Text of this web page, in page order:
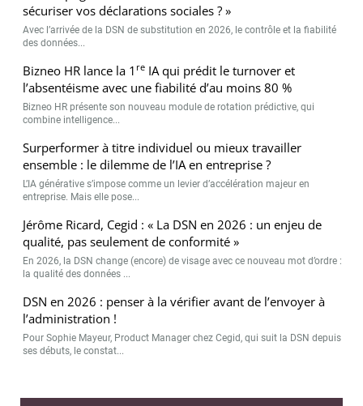
sécuriser vos déclarations sociales ? »
Avec l’arrivée de la DSN de substitution en 2026, le contrôle et la fiabilité
des données...
Bizneo HR lance la 1 re IA qui prédit le turnover et
l’absentéisme avec une fiabilité d’au moins 80 %
Bizneo HR présente son nouveau module de rotation prédictive, qui
combine intelligence...
Surperformer à titre individuel ou mieux travailler
ensemble : le dilemme de l’IA en entreprise ?
L’IA générative s’impose comme un levier d’accélération majeur en
entreprise. Mais elle pose...
Jérôme Ricard, Cegid : « La DSN en 2026 : un enjeu de
qualité, pas seulement de conformité »
En 2026, la DSN change (encore) de visage avec ce nouveau mot d’ordre :
la qualité des données ...
DSN en 2026 : penser à la vérifier avant de l’envoyer à
l’administration !
Pour Sophie Mayeur, Product Manager chez Cegid, qui suit la DSN depuis
ses débuts, le constat...